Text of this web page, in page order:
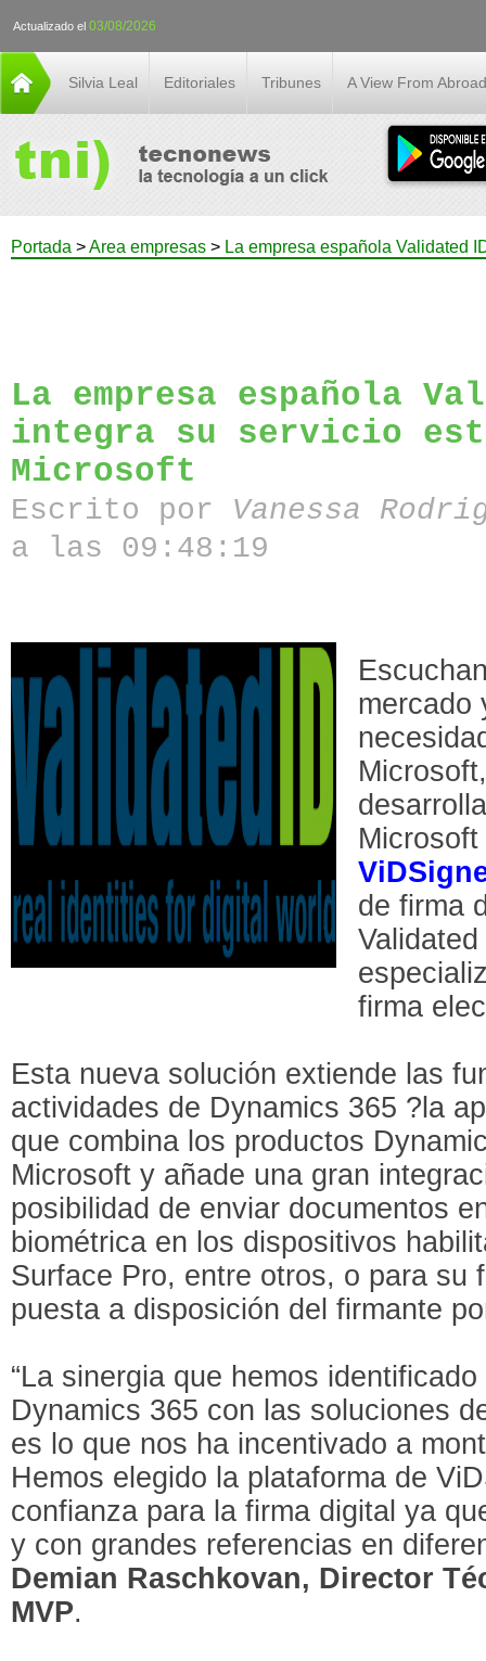
Actualizado el 03/08/2026
Silvia Leal Editoriales Tribunes A View From Abroad
Portada >Area empresas > La empresa española Validated
La empresa española
integra su servicio
Microsoft
Escrito por Vanessa
a las 09:48:19
mercado
de firma
firma
Esta nueva solución extiende las
actividades de Dynamics 365 ?la
que combina los productos
Microsoft y añade una gran
posibilidad de enviar documentos
biométrica en los dispositivos
Surface Pro, entre otros, o para su
puesta a disposición del firmante
“La sinergia que hemos
Dynamics 365 con las soluciones
es lo que nos ha incentivado a
Hemos elegido la plataforma de
confianza para la firma digital ya
y con grandes referencias en
Demian Raschkovan, Director
MVP.